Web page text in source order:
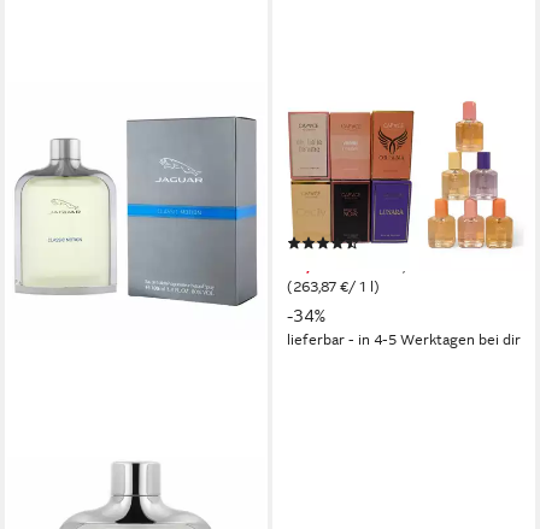
SPECTRUM
Eau de Toilette Parfümset
Mini-Flacon 5
atemberaubende Düfte je 15
ml, 6-tlg.
(40)
(263,87 €/ 1 l)
-34%
lieferbar - in 4-5 Werktagen bei dir